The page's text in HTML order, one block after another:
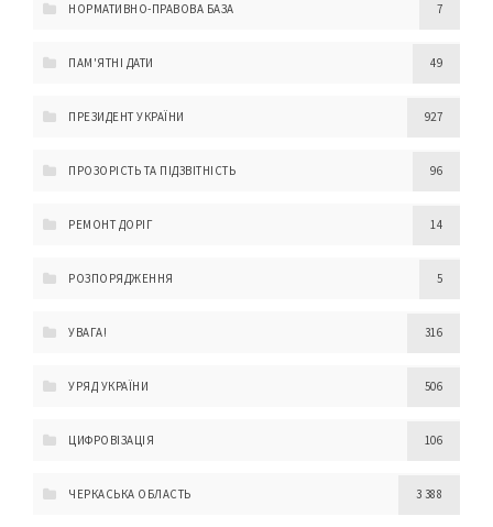
НОРМАТИВНО-ПРАВОВА БАЗА 7
ПАМ'ЯТНІ ДАТИ 49
ПРЕЗИДЕНТ УКРАЇНИ 927
ПРОЗОРІСТЬ ТА ПІДЗВІТНІСТЬ 96
РЕМОНТ ДОРІГ 14
РОЗПОРЯДЖЕННЯ 5
УВАГА! 316
УРЯД УКРАЇНИ 506
ЦИФРОВІЗАЦІЯ 106
ЧЕРКАСЬКА ОБЛАСТЬ 3 388